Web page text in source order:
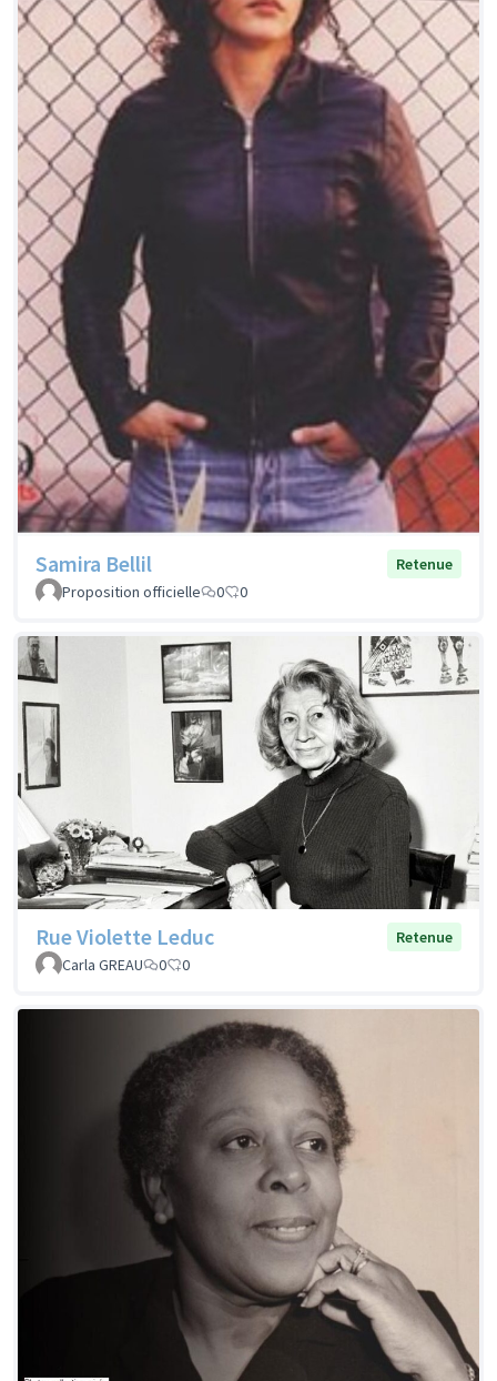
Samira Bellil
Retenue
Proposition officielle
0 0
Rue Violette Leduc
Retenue
Carla GREAU
0 0